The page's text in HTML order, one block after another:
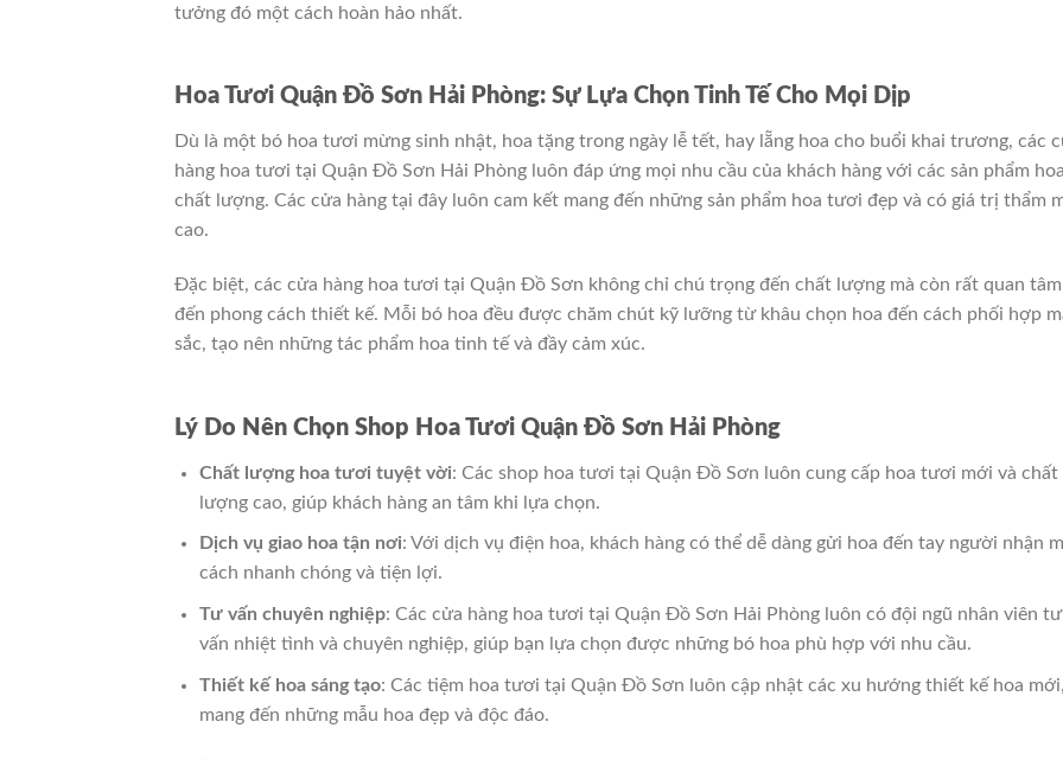
tưởng đó một cách hoàn hảo nhất.
Hoa Tươi Quận Đồ Sơn Hải Phòng: Sự Lựa Chọn Tinh Tế Cho Mọi Dịp
Dù là một bó hoa tươi mừng sinh nhật, hoa tặng trong ngày lễ tết, hay lẵng hoa cho buổi khai trương, các
hàng hoa tươi tại Quận Đồ Sơn Hải Phòng luôn đáp ứng mọi nhu cầu của khách hàng với các sản phẩm hoa
chất lượng. Các cửa hàng tại đây luôn cam kết mang đến những sản phẩm hoa tươi đẹp và có giá trị thẩm
cao.
Đặc biệt, các cửa hàng hoa tươi tại Quận Đồ Sơn không chỉ chú trọng đến chất lượng mà còn rất quan tâm
đến phong cách thiết kế. Mỗi bó hoa đều được chăm chút kỹ lưỡng từ khâu chọn hoa đến cách phối hợp
sắc, tạo nên những tác phẩm hoa tinh tế và đầy cảm xúc.
Lý Do Nên Chọn Shop Hoa Tươi Quận Đồ Sơn Hải Phòng
Chất lượng hoa tươi tuyệt vời: Các shop hoa tươi tại Quận Đồ Sơn luôn cung cấp hoa tươi mới và chất
lượng cao, giúp khách hàng an tâm khi lựa chọn.
Dịch vụ giao hoa tận nơi: Với dịch vụ điện hoa, khách hàng có thể dễ dàng gửi hoa đến tay người nhận
cách nhanh chóng và tiện lợi.
Tư vấn chuyên nghiệp: Các cửa hàng hoa tươi tại Quận Đồ Sơn Hải Phòng luôn có đội ngũ nhân viên tư
vấn nhiệt tình và chuyên nghiệp, giúp bạn lựa chọn được những bó hoa phù hợp với nhu cầu.
Thiết kế hoa sáng tạo: Các tiệm hoa tươi tại Quận Đồ Sơn luôn cập nhật các xu hướng thiết kế hoa mới,
mang đến những mẫu hoa đẹp và độc đáo.